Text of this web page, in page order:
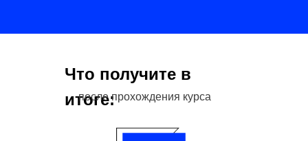
Что получите в
итоге:
после прохождения курса